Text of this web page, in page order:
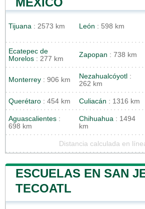
Tijuana : 2573 km León : 598 km
Ecatepec de
Morelos : 277 km
Zapopan : 738 km
Monterrey : 906 km Nezahualcóyotl :
262 km
Querétaro : 454 km Culiacán : 1316 km
Aguascalientes :
698 km
Chihuahua : 1494
km
Distancia calculada en
ESCUELAS EN SAN
TECOATL